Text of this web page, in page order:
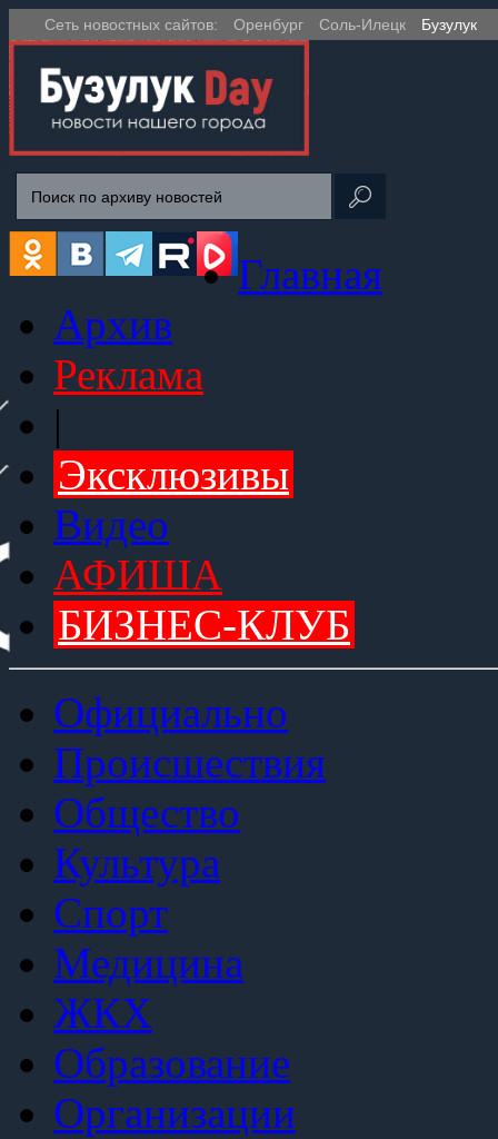
Сеть новостных сайтов: Оренбург Соль-Илецк Бузулук
Главная
Архив
Реклама
|
Эксклюзивы
Видео
АФИША
БИЗНЕС-КЛУБ
Официально
Происшествия
Общество
Культура
Спорт
Медицина
ЖКХ
Образование
Организации